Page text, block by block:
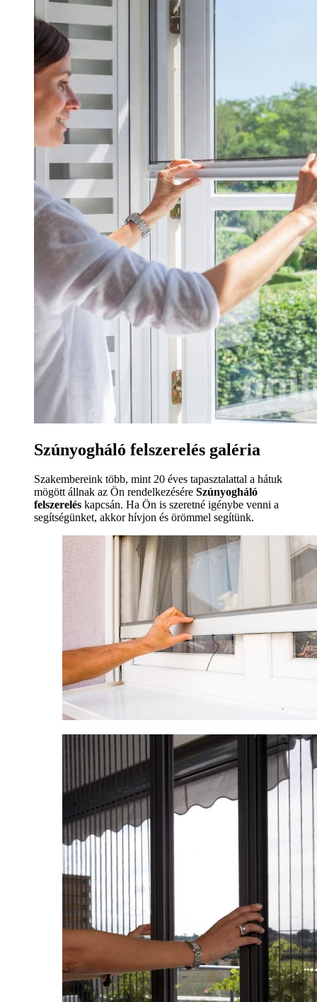
Szúnyogháló felszerelés galéria
Szakembereink több, mint 20 éves tapasztalattal a hátuk
mögött állnak az Ön rendelkezésére Szúnyogháló
felszerelés kapcsán. Ha Ön is szeretné igénybe venni a
segítségünket, akkor hívjon és örömmel segítünk.